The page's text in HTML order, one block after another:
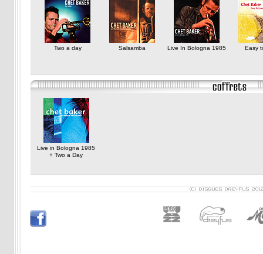
Two a day Salsamba Live In Bologna 1985 Easy
Live in Bologna 1985
+ Two a Day